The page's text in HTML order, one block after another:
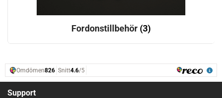
Fordonstillbehör (3)
Support